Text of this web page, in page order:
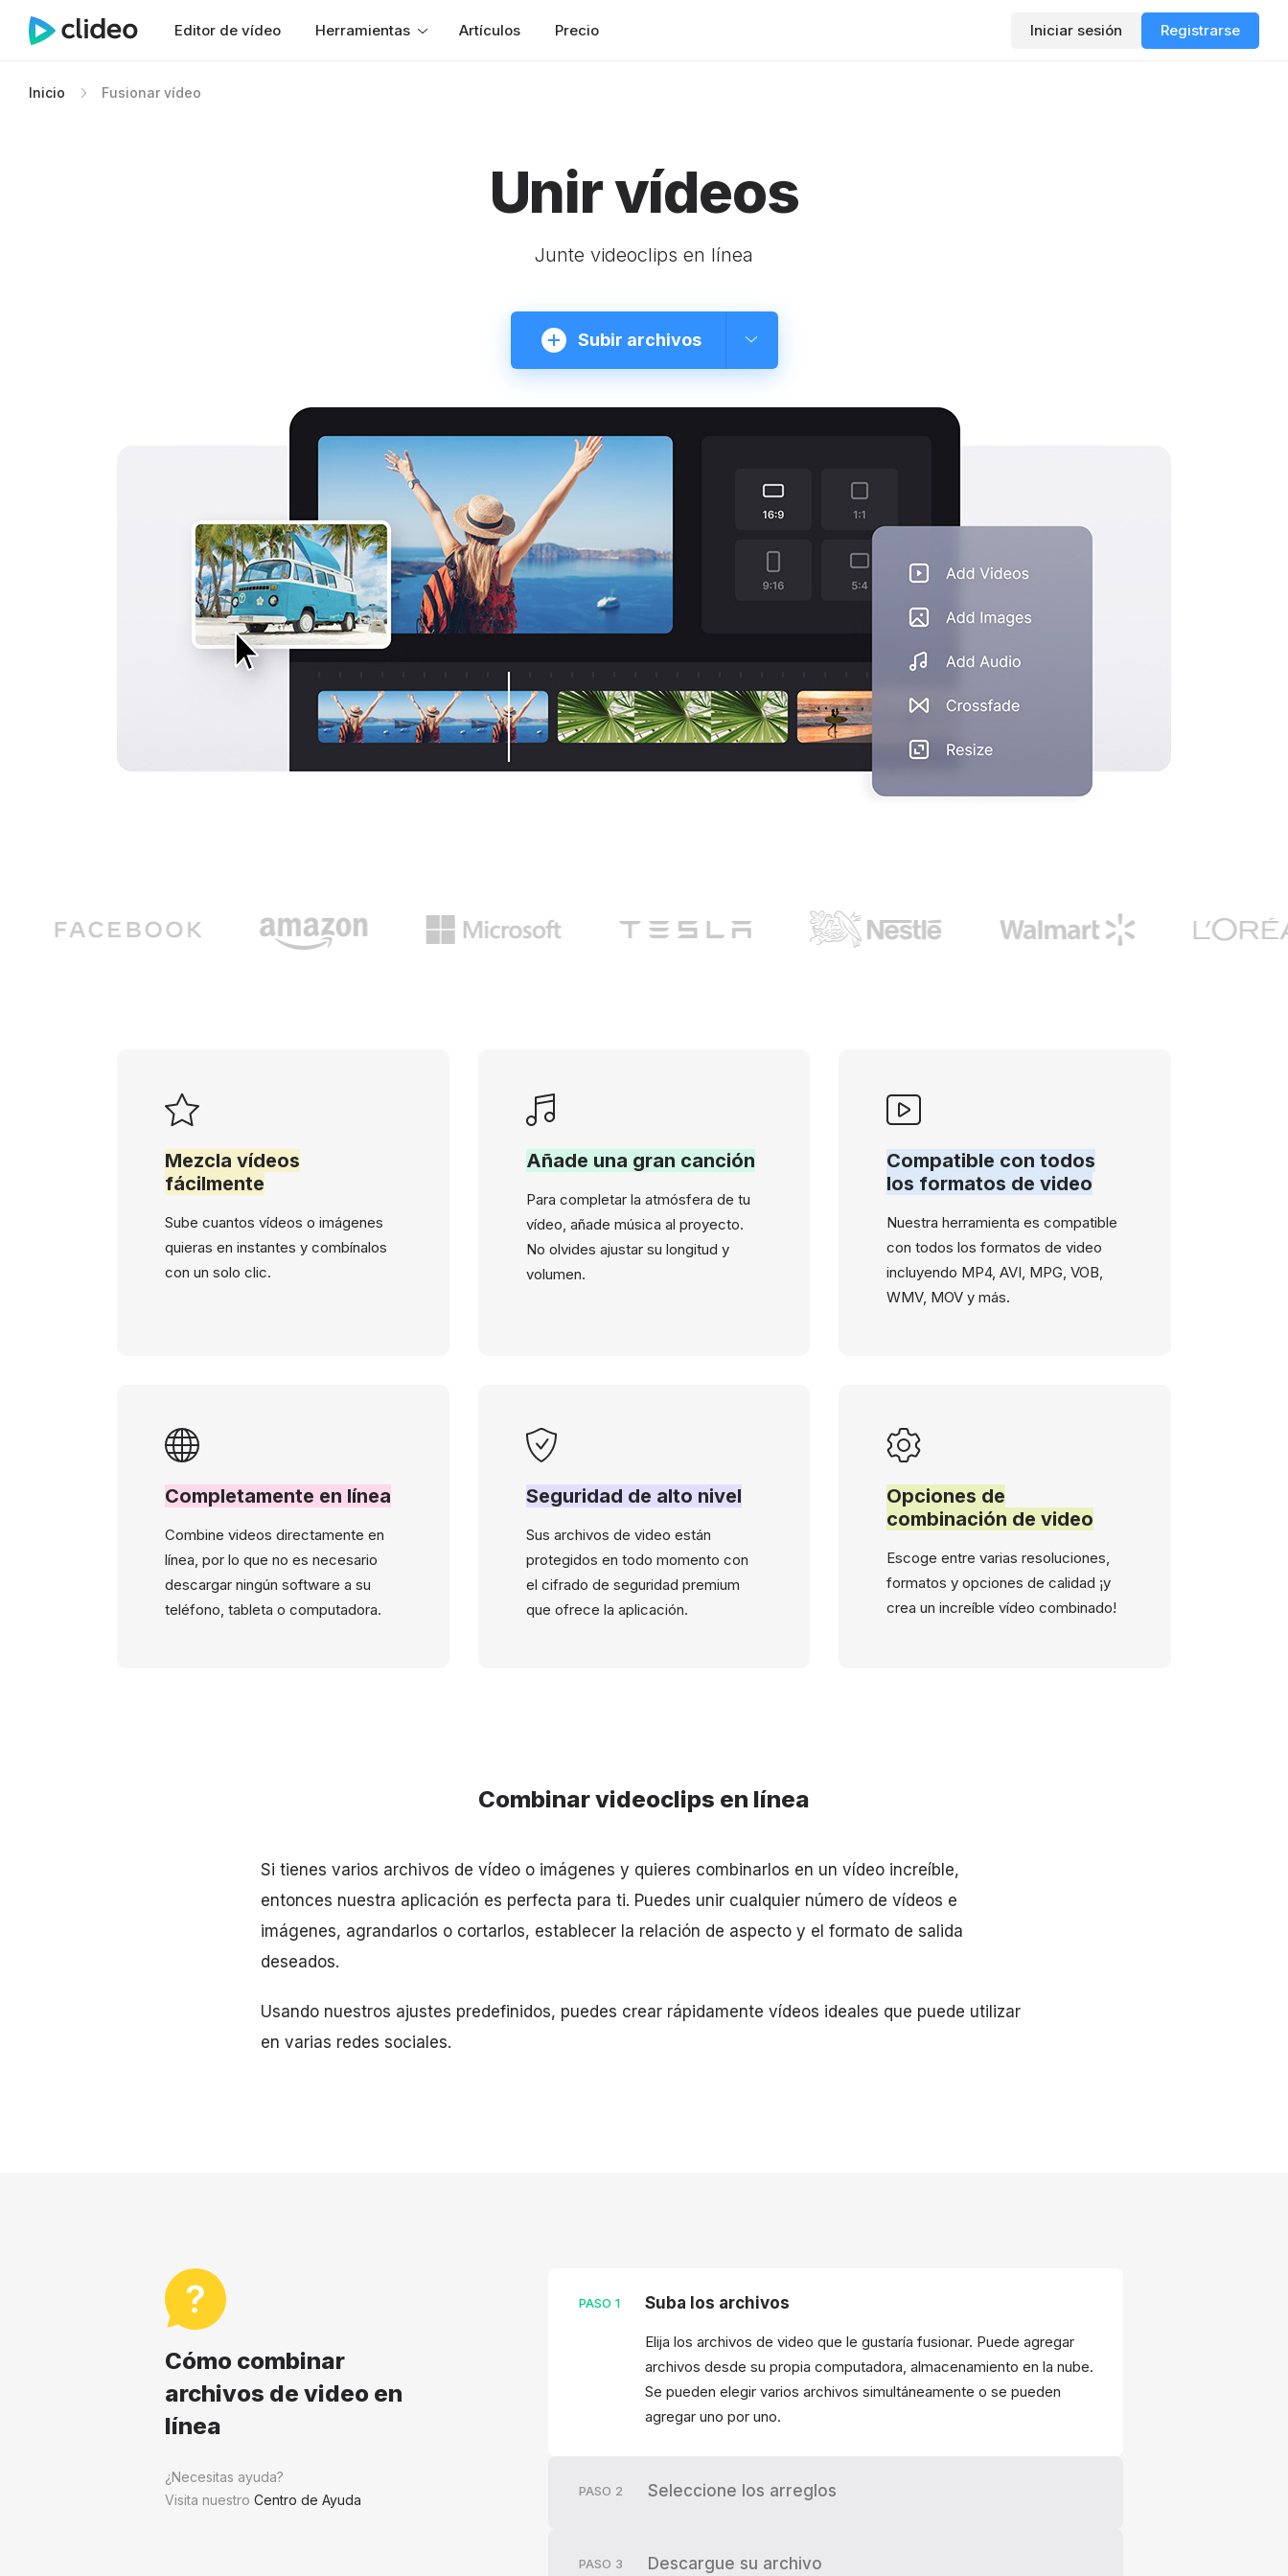
Editor de vídeo Herramientas Artículos Precio Iniciar sesión Registrarse
Inicio Fusionar vídeo
Unir vídeos
Junte videoclips en línea
Subir archivos
Mezcla vídeos
fácilmente
Sube cuantos vídeos o imágenes
quieras en instantes y combínalos
con un solo clic.
Añade una gran canción
Para completar la atmósfera de tu
vídeo, añade música al proyecto.
No olvides ajustar su longitud y
volumen.
Compatible con todos
los formatos de video
Nuestra herramienta es compatible
con todos los formatos de video
incluyendo MP4, AVI, MPG, VOB,
WMV, MOV y más.
Completamente en línea
Combine videos directamente en
línea, por lo que no es necesario
descargar ningún software a su
teléfono, tableta o computadora.
Seguridad de alto nivel
Sus archivos de video están
protegidos en todo momento con
el cifrado de seguridad premium
que ofrece la aplicación.
Opciones de
combinación de video
Escoge entre varias resoluciones,
formatos y opciones de calidad ¡y
crea un increíble vídeo combinado!
Combinar videoclips en línea
Si tienes varios archivos de vídeo o imágenes y quieres combinarlos en un vídeo increíble,
entonces nuestra aplicación es perfecta para ti. Puedes unir cualquier número de vídeos e
imágenes, agrandarlos o cortarlos, establecer la relación de aspecto y el formato de salida
deseados.
Usando nuestros ajustes predefinidos, puedes crear rápidamente vídeos ideales que puede utilizar
en varias redes sociales.
Cómo combinar
archivos de video en
línea
¿Necesitas ayuda?
Visita nuestro Centro de Ayuda
PASO 1 Suba los archivos
Elija los archivos de video que le gustaría fusionar. Puede agregar
archivos desde su propia computadora, almacenamiento en la nube.
Se pueden elegir varios archivos simultáneamente o se pueden
agregar uno por uno.
PASO 2 Seleccione los arreglos
PASO 3 Descargue su archivo